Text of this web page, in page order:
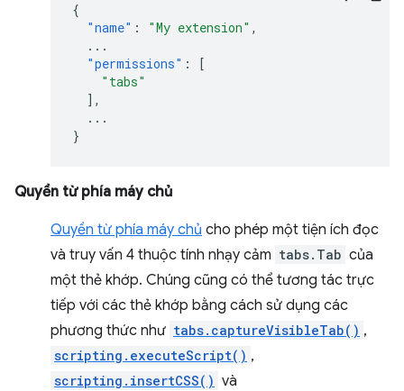
{
"name" : "My extension" ,
...
"permissions" :
[
"tabs"
],
...
}
Quyền từ phía máy chủ
Quyền từ phía máy chủ cho phép một tiện ích đọc
và truy vấn 4 thuộc tính nhạy cảm tabs.Tab của
một thẻ khớp. Chúng cũng có thể tương tác trực
tiếp với các thẻ khớp bằng cách sử dụng các
phương thức như tabs.captureVisibleTab() ,
scripting.executeScript() ,
scripting.insertCSS() và